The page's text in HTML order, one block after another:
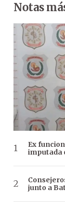
Notas
Ex
imputada
junto a